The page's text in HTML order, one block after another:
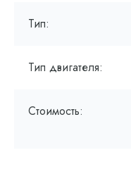
Тип:
Тип двигателя:
Стоимость: